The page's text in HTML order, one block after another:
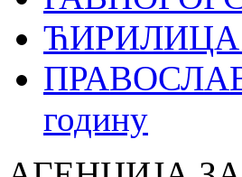
годину